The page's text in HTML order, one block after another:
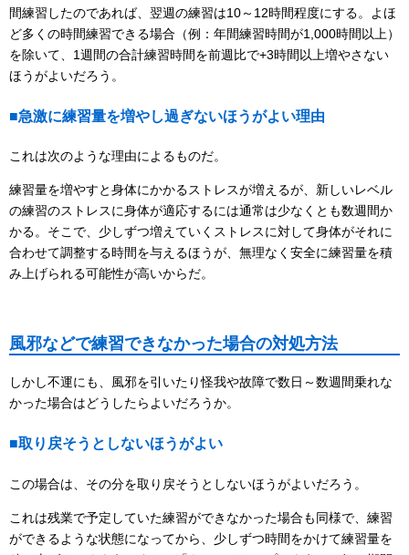
間練習したのであれば、翌週の練習は10～12時間程度にする。よほ
ど多くの時間練習できる場合（例：年間練習時間が1,000時間以上）
を除いて、1週間の合計練習時間を前週比で+3時間以上増やさない
ほうがよいだろう。
■急激に練習量を増やし過ぎないほうがよい理由
これは次のような理由によるものだ。
練習量を増やすと身体にかかるストレスが増えるが、新しいレベル
の練習のストレスに身体が適応するには通常は少なくとも数週間か
かる。そこで、少しずつ増えていくストレスに対して身体がそれに
合わせて調整する時間を与えるほうが、無理なく安全に練習量を積
み上げられる可能性が高いからだ。
風邪などで練習できなかった場合の対処方法
しかし不運にも、風邪を引いたり怪我や故障で数日～数週間乗れな
かった場合はどうしたらよいだろうか。
■取り戻そうとしないほうがよい
この場合は、その分を取り戻そうとしないほうがよいだろう。
これは残業で予定していた練習ができなかった場合も同様で、練習
ができるような状態になってから、少しずつ時間をかけて練習量を